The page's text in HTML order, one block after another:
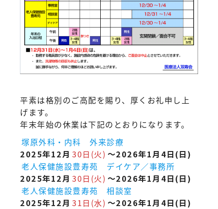
平素は格別のご高配を賜り、厚くお礼申し上
げます。
年末年始の休業は下記のとおりになります。
塚原外科・内科 外来診療
2025年12月 30日(火) 〜2026年1月4日(日)
老人保健施設豊寿苑 デイケア／事務所
2025年12月 30日(火) 〜2026年1月4日(日)
老人保健施設豊寿苑 相談室
2025年12月 31日(水) 〜2026年1月4日(日)